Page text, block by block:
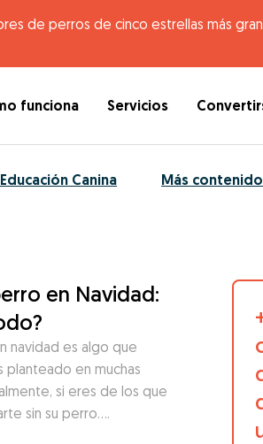
de perros de cinco estrellas más
funciona Servicios
Educación Canina Más contenido
en Navidad:
navidad es algo que
planteado en muchas
si eres de los que
sin su perro….